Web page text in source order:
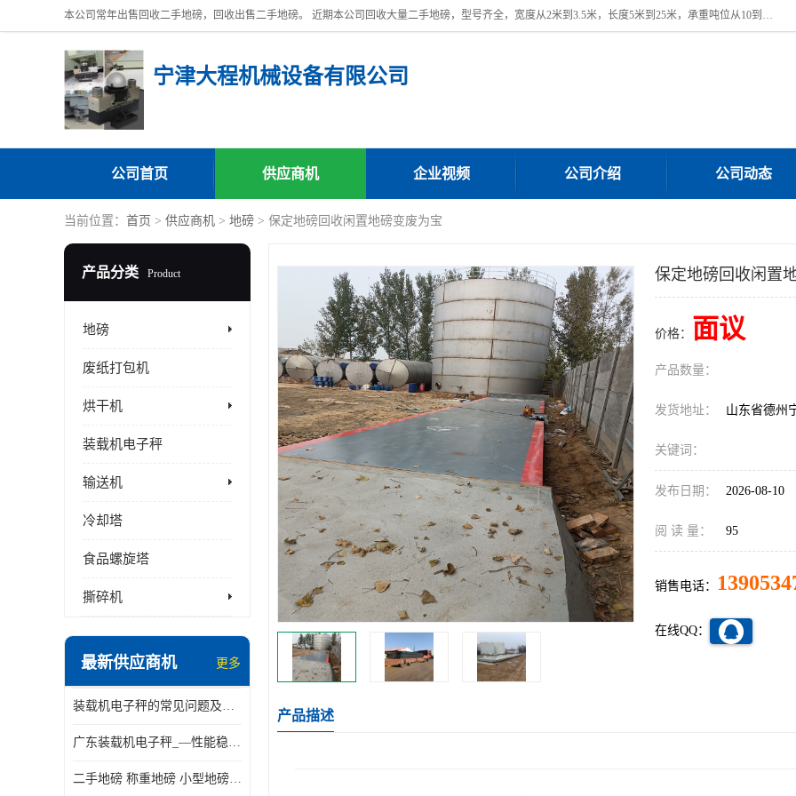
本公司常年出售回收二手地磅，回收出售二手地磅。 近期本公司回收大量二手地磅，型号齐全，宽度从2米到3.5米，长度5米到25米，承重吨位从10到200吨，成色7—9成新。 ? 使用年限6个月至2年，产品来源于个人闲置品，工矿企业停用品，因小换大而来。 精准度和新的一样， 二手地磅是内行人的选择，打个电话就省钱朋友您好等什么
宁津大程机械设备有限公司
公司首页 供应商机 企业视频 公司介绍 公司动态
当前位置： 首页 > 供应商机 > 地磅 > 保定地磅回收闲置地磅变废为宝
产品分类 Product
地磅
废纸打包机
烘干机
装载机电子秤
输送机
冷却塔
食品螺旋塔
撕碎机
最新供应商机 更多
装载机电子秤的常见问题及解决方法介绍
广东装载机电子秤_—性能稳定—操作简单—品质可靠
二手地磅 称重地磅 小型地磅 一百吨地磅
保定地磅回收闲置
价格： 面议
产品数量：
发货地址： 山东省德州
关键词：
发布日期： 2026-08-10
阅 读 量： 95
销售电话：
在线QQ：
产品描述